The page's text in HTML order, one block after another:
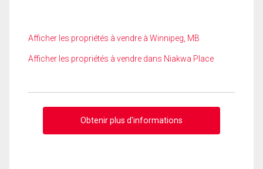
Afficher les propriétés à vendre à Winnipeg, MB
Afficher les propriétés à vendre dans Niakwa Place
Obtenir plus d'informations